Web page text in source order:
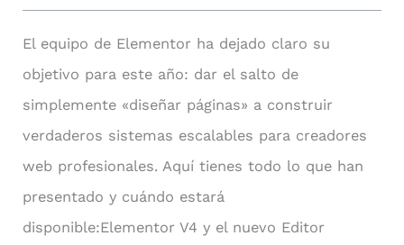
El equipo de Elementor ha dejado claro su
objetivo para este año: dar el salto de
simplemente «diseñar páginas» a construir
verdaderos sistemas escalables para creadores
web profesionales. Aquí tienes todo lo que han
presentado y cuándo estará
disponible:Elementor V4 y el nuevo Editor